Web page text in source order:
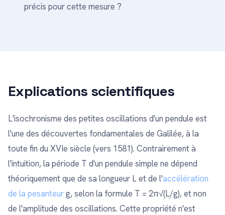
précis pour cette mesure ?
Explications scientifiques
L'isochronisme des petites oscillations d'un pendule est
l'une des découvertes fondamentales de Galilée, à la
toute fin du XVIe siècle (vers 1581). Contrairement à
l'intuition, la période T d'un pendule simple ne dépend
théoriquement que de sa longueur L et de l'accélération
de la pesanteurg, selon la formule T = 2π√(L/g), et non
de l'amplitude des oscillations. Cette propriété n'est